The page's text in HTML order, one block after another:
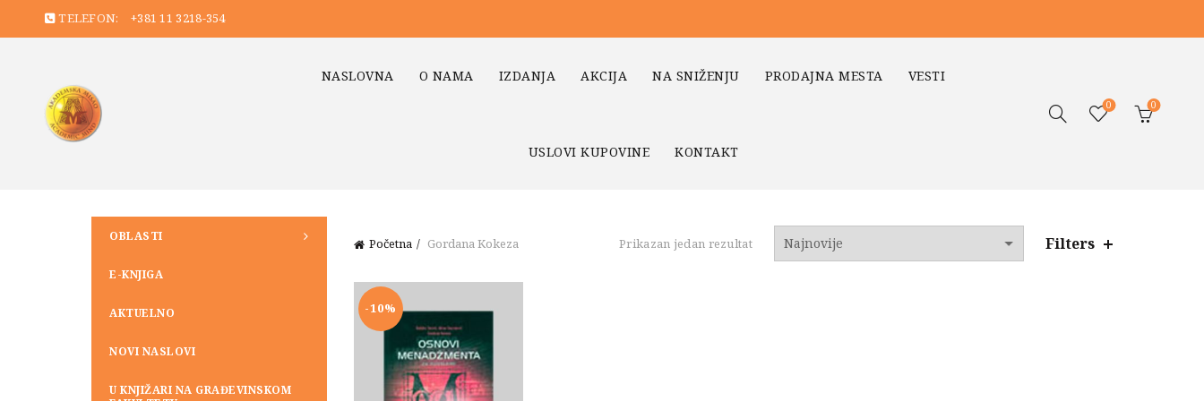
TELEFON: +381 11 3218-354
NASLOVNA O NAMA IZDANJA AKCIJA NA SNIŽENJU PRODAJNA MESTA VESTI
USLOVI KUPOVINE KONTAKT
0 0
Početna Gordana Kokeza Prikazan jedan rezultat Filters
-10%
OBLASTI
E-KNJIGA
AKTUELNO
NOVI NASLOVI
U KNJIŽARI NA GRAĐEVINSKOM